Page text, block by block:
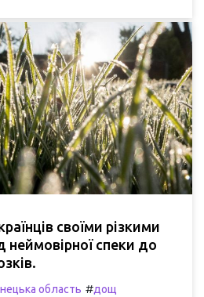
своїми різкими
неймовірної спеки до
область #дощ